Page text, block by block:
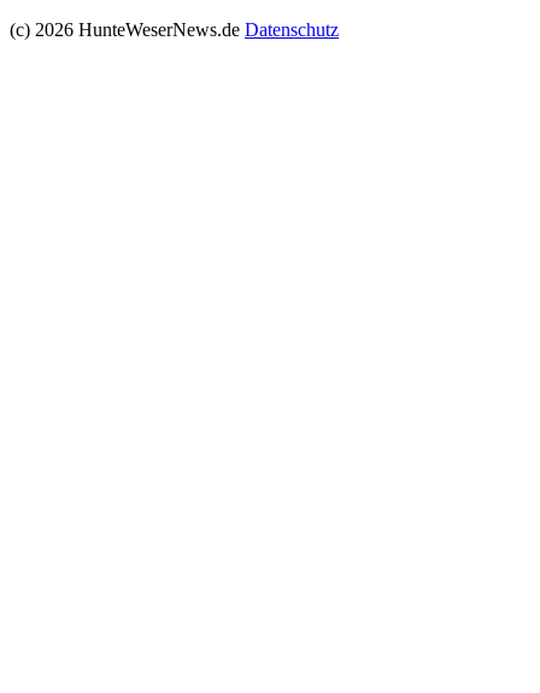
(c) 2026 HunteWeserNews.de Datenschutz